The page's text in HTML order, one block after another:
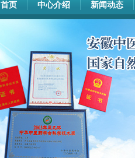
首页 中心介绍 新闻动态
安徽中医药大学神经病学研究所附...
安徽中医药大学神经病学研究所附...